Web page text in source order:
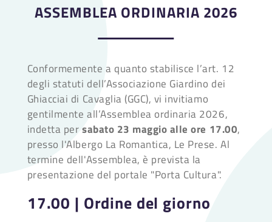
ASSEMBLEA ORDINARIA 2026
Conformemente a quanto stabilisce l’art. 12
degli statuti dell’Associazione Giardino dei
Ghiacciai di Cavaglia (GGC), vi invitiamo
gentilmente all’Assemblea ordinaria 2026,
indetta persabato 23 maggio alle ore 17.00,
presso l'Albergo La Romantica, Le Prese. Al
termine dell'Assemblea, è prevista la
presentazione del portale "Porta Cultura".
17.00 | Ordine del giorno